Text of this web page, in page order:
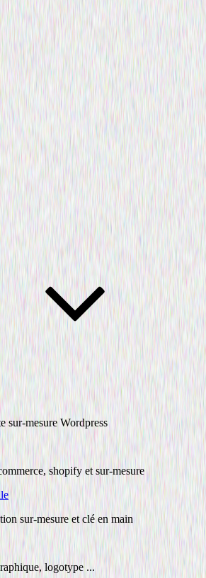
sur-mesure Wordpress
shopify et sur-mesure
sur-mesure et clé en main
logotype ...